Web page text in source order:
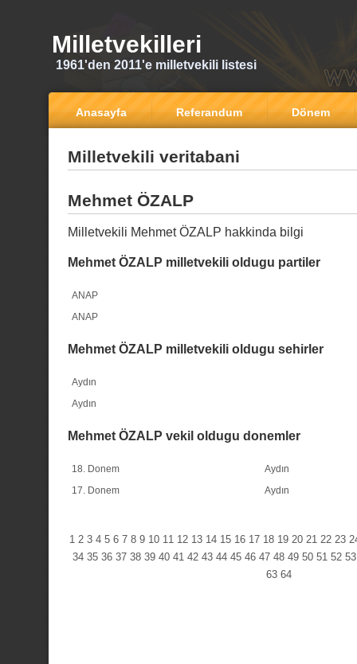
Milletvekilleri
1961'den 2011'e milletvekili listesi
Anasayfa Referandum Dönem
Milletvekili veritabani
Mehmet ÖZALP
Milletvekili Mehmet ÖZALP hakkinda bilgi
Mehmet ÖZALP milletvekili oldugu partiler
ANAP
ANAP
Mehmet ÖZALP milletvekili oldugu sehirler
Aydın
Aydın
Mehmet ÖZALP vekil oldugu donemler
18. Donem
Aydın
17. Donem
Aydın
1 2 3 4 5 6 7 8 9 10 11 12 13 14 15 16 17 18 19 20 21 22 23
34 35 36 37 38 39 40 41 42 43 44 45 46 47 48 49 50 51 52 53
63 64